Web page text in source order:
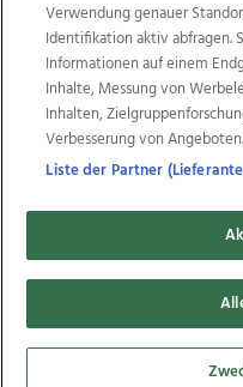
Weitere Angebote
TV1 di-mog-i.at
Life Radio
OÖN Karriere
OÖN
Regionaljobs
Copyrights © 2026
Cookie
Verwendung genauer
Identifikation aktiv abfragen.
Informationen auf einem
Inhalte, Messung von
Inhalten,
Verbesserung von Angeboten.
Liste der Partner